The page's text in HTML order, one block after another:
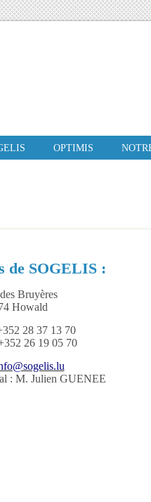
OPTIMIS
de SOGELIS :
Bruyères
Howald
28 37 13 70
26 19 05 70
: M. Julien GUENEE